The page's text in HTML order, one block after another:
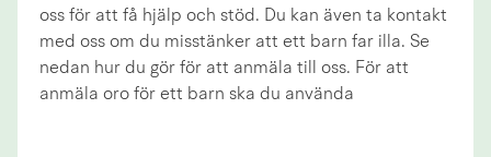
oss för att få hjälp och stöd. Du kan även ta kontakt
med oss om du misstänker att ett barn far illa. Se
nedan hur du gör för att anmäla till oss. För att
anmäla oro för ett barn ska du använda